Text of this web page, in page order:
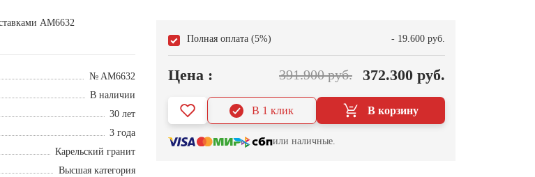
№ AM6632
В наличии
30 лет
3 года
Карельский гранит
Высшая категория
Полная оплата (5%) - 19.600 руб.
Цена : 391.900 руб. 372.300 руб.
В корзину
В 1 клик
или наличные.